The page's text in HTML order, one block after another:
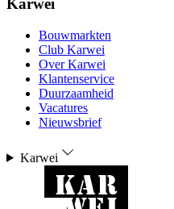
Karwei
Bouwmarkten
Club Karwei
Over Karwei
Klantenservice
Duurzaamheid
Vacatures
Nieuwsbrief
Karwei